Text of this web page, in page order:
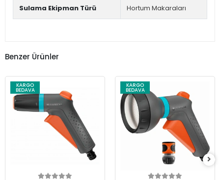
Sulama Ekipman Türü Hortum Makaraları
Benzer Ürünler
KARGO
BEDAVA
KARGO
BEDAVA